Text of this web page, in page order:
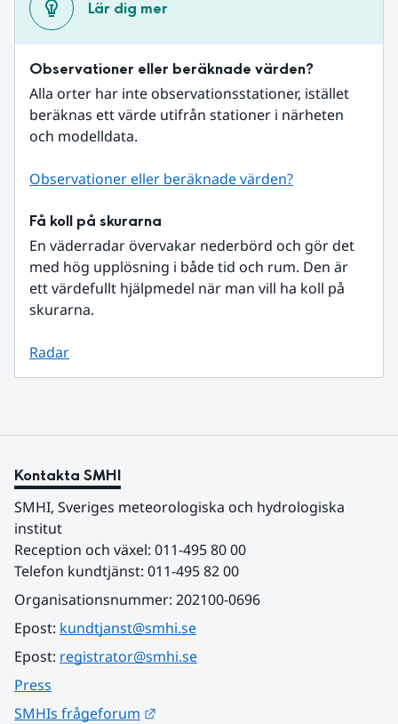
Lär dig mer
Observationer eller beräknade värden?
Alla orter har inte observationsstationer, istället
beräknas ett värde utifrån stationer i närheten
och modelldata.
Observationer eller beräknade värden?
Få koll på skurarna
En väderradar övervakar nederbörd och gör det
med hög upplösning i både tid och rum. Den är
ett värdefullt hjälpmedel när man vill ha koll på
skurarna.
Radar
Kontakta SMHI
SMHI, Sveriges meteorologiska och hydrologiska
institut
Reception och växel: 011-495 80 00
Telefon kundtjänst: 011-495 82 00
Organisationsnummer: 202100-0696
Epost: kundtjanst@smhi.se
Epost: registrator@smhi.se
Press
SMHIs frågeforum